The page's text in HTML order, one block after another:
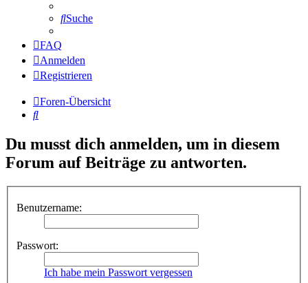
Suche
FAQ
Anmelden
Registrieren
Foren-Übersicht
Suche
Du musst dich anmelden, um in diesem
Forum auf Beiträge zu antworten.
Benutzername:
Passwort:
Ich habe mein Passwort vergessen